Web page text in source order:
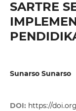
SARTRE
Sunarso Sunarso
DOI: https://